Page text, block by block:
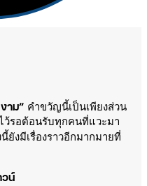
าม” คำขวัญนี้เป็นเพียงส่วน
ว้รอต้อนรับทุกคนที่แวะมา
นี้ยังมีเรื่องราวอีกมากมายที่
น์